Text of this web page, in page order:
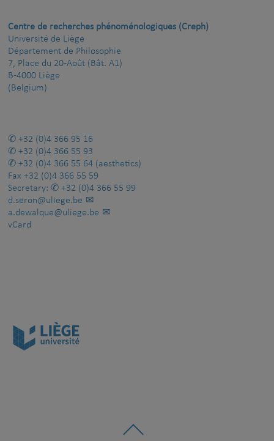
Centre de recherches phénoménologiques (Creph)
Université de Liège
Département de Philosophie
7, Place du 20-Août (Bât. A1)
B-4000 Liège
(Belgium)
+32 (0)4 366 95 16
+32 (0)4 366 55 93
+32 (0)4 366 55 64 (aesthetics)
Fax +32 (0)4 366 55 59
Secretary:
+32 (0)4 366 55 99
d.seron@uliege.be
a.dewalque@uliege.be
vCard